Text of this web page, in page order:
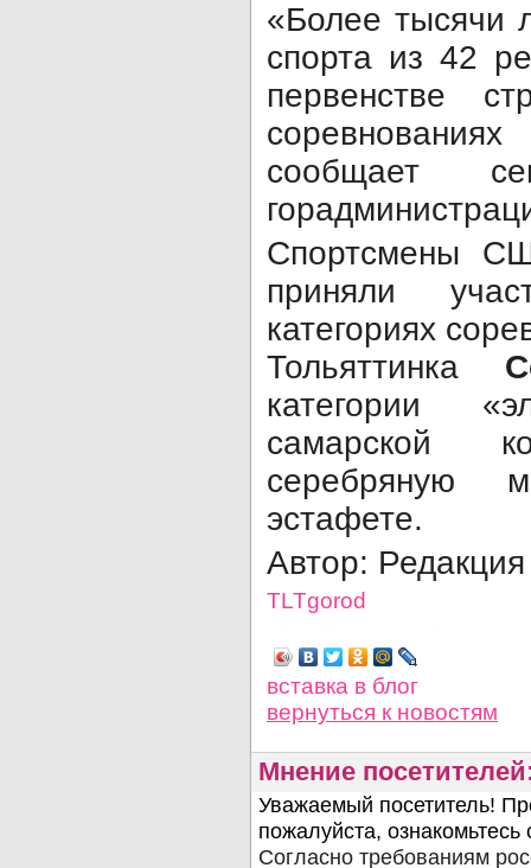
«Более тысячи
спорта из 42
первенстве
сообщает
Спортсмены
приняли
категориях
Тольяттинка
категории
самарской
серебряную
эстафете.
Автор:
TLTgorod
вставка в блог
вернуться к новостям
Мнение